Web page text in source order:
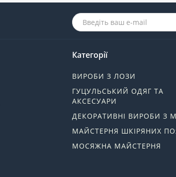
Категорії
ВИРОБИ З ЛОЗИ
ГУЦУЛЬСЬКИЙ ОДЯГ ТА
АКСЕСУАРИ
ДЕКОРАТИВНІ ВИРОБИ З
МАЙСТЕРНЯ ШКІРЯНИХ
МОСЯЖНА МАЙСТЕРНЯ